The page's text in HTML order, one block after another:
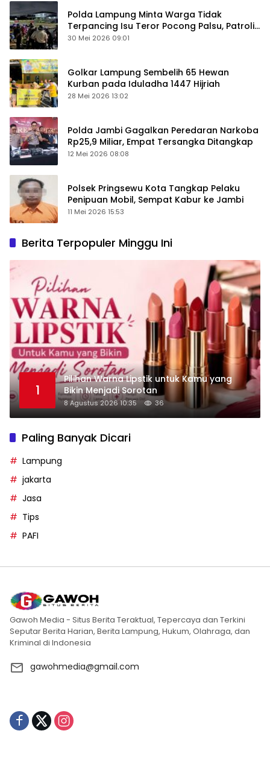
Polda Lampung Minta Warga Tidak
Terpancing Isu Teror Pocong Palsu, Patroli
Keamanan Ditingkatkan
30 Mei 2026 09:01
Golkar Lampung Sembelih 65 Hewan
Kurban pada Iduladha 1447 Hijriah
28 Mei 2026 13:02
Polda Jambi Gagalkan Peredaran Narkoba
Rp25,9 Miliar, Empat Tersangka Ditangkap
12 Mei 2026 08:08
Polsek Pringsewu Kota Tangkap Pelaku
Penipuan Mobil, Sempat Kabur ke Jambi
11 Mei 2026 15:53
Berita Terpopuler Minggu Ini
1
Pilihan Warna Lipstik untuk Kamu yang
Bikin Menjadi Sorotan
8 Agustus 2026 10:35 36
Paling Banyak Dicari
Lampung
jakarta
Jasa
Tips
PAFI
Gawoh Media - Situs Berita Teraktual, Tepercaya dan Terkini
Seputar Berita Harian, Berita Lampung, Hukum, Olahraga, dan
Kriminal di Indonesia
gawohmedia@gmail.com